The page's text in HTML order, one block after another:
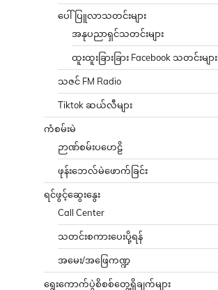
ပေါ်ပြူလာသတင်းများ
အနုပညာရှင်သတင်းများ
ထူးထူးခြားခြား Facebook သတင်းများ
သဇင် FM Radio
Tiktok ဆယ်လီများ
ကံစမ်းမဲ
ဉာဏ်စမ်းပဟေဠိ
ဖုန်းဘေလ်မဲဖောက်ခြင်း
ရင်ဖွင့်ဆွေးနွေး
Call Center
သတင်းစကားပေးပို့ရန်
အမေး/အဖြေကဏ္ဍ
ရွေးကောက်ပွဲစိစစ်တွေ့ရှိချက်များ